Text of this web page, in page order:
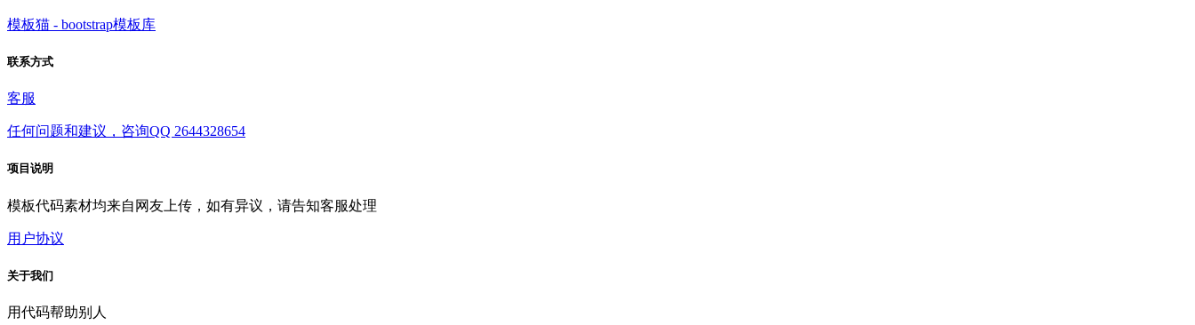
模板猫 - bootstrap模板库
联系方式
客服
任何问题和建议，咨询QQ 2644328654
项目说明
模板代码素材均来自网友上传，如有异议，请告知客服处理
用户协议
关于我们
用代码帮助别人